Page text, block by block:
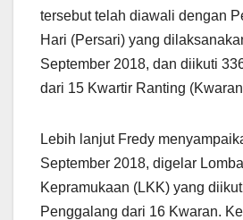
tersebut telah diawali dengan
Hari (Persari) yang
September 2018, dan diikuti
dari 15 Kwartir Ranting
Lebih lanjut Fredy
September 2018, digelar
Kepramukaan (LKK) yang
Penggalang dari 16 Kwaran.